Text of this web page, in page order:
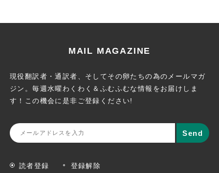
MAIL MAGAZINE
現役翻訳者・通訳者、そしてその卵たちの為のメールマガ
ジン。毎週水曜わくわく＆ふむふむな情報をお届けしま
す！この機会に 是非ご登録ください!
読者登録
登録解除